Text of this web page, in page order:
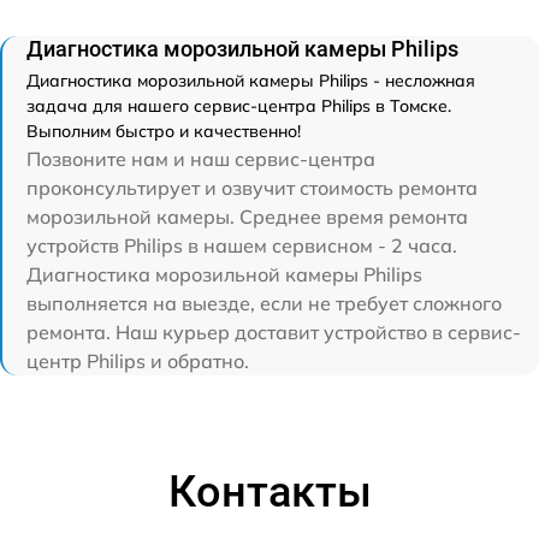
Диагностика морозильной камеры Philips
Диагностика морозильной камеры Philips - несложная
задача для нашего сервис-центра Philips в Томске.
Выполним быстро и качественно!
Позвоните нам и наш сервис-центра
проконсультирует и озвучит стоимость ремонта
морозильной камеры. Среднее время ремонта
устройств Philips в нашем сервисном - 2 часа.
Диагностика морозильной камеры Philips
выполняется на выезде, если не требует сложного
ремонта. Наш курьер доставит устройство в сервис-
центр Philips и обратно.
Контакты